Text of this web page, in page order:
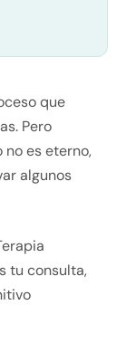
que
Pero
es eterno,
algunos
tu consulta,